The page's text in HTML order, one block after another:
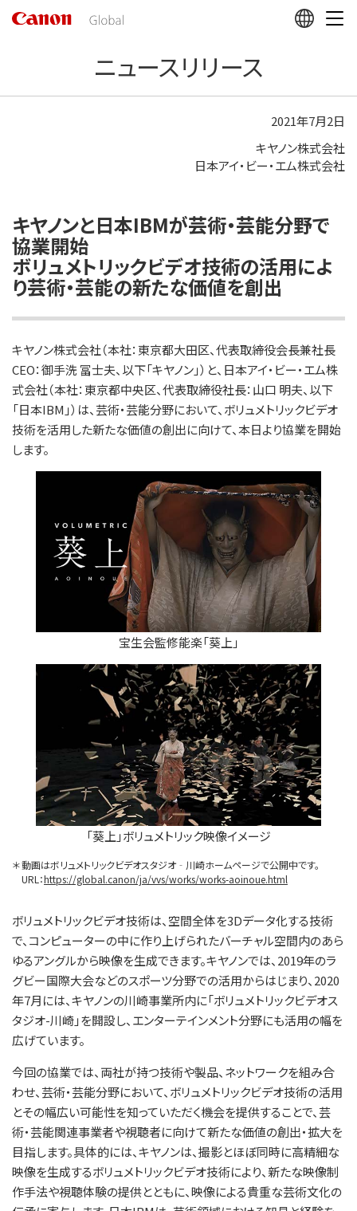
の
ニュースリリース
2021年7月2日
キヤノン株式会社
日本アイ・ビー・エム株式会社
キヤノンと日本IBMが芸術・芸能分野で
協業開始
ボリュメトリックビデオ技術の活用によ
り芸術・芸能の新たな価値を創出
キヤノン株式会社（本社：東京都大田区、代表取締役会長兼社長
CEO：御手洗 冨士夫、以下「キヤノン」）と、日本アイ・ビー・エム株
式会社（本社：東京都中央区、代表取締役社長：山口 明夫、以下
「日本IBM」）は、芸術・芸能分野において、ボリュメトリックビデオ
技術を活用した新たな価値の創出に向けて、本日より協業を開始
します。
宝生会監修能楽「葵上」
「葵上」ボリュメトリック映像イメージ
＊動画はボリュメトリックビデオスタジオ‐川崎ホームページで公開中です。
URL：https://global.canon/ja/vvs/works/works-aoinoue.html
ボリュメトリックビデオ技術は、空間全体を3Dデータ化する技術
で、コンピューターの中に作り上げられたバーチャル空間内のあら
ゆるアングルから映像を生成できます。キヤノンでは、2019年のラ
グビー国際大会などのスポーツ分野での活用からはじまり、2020
年7月には、キヤノンの川崎事業所内に「ボリュメトリックビデオス
タジオ-川崎」を開設し、エンターテインメント分野にも活用の幅を
広げています。
今回の協業では、両社が持つ技術や製品、ネットワークを組み合
わせ、芸術・芸能分野において、ボリュメトリックビデオ技術の活用
とその幅広い可能性を知っていただく機会を提供することで、芸
術・芸能関連事業者や視聴者に向けて新たな価値の創出・拡大を
目指します。具体的には、キヤノンは、撮影とほぼ同時に高精細な
映像を生成するボリュメトリックビデオ技術により、新たな映像制
作手法や視聴体験の提供とともに、映像による貴重な芸術文化の